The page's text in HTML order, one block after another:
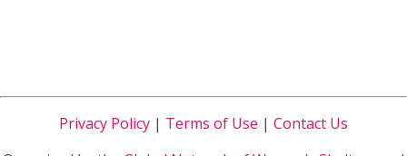
Privacy Policy | Terms of Use | Contact Us